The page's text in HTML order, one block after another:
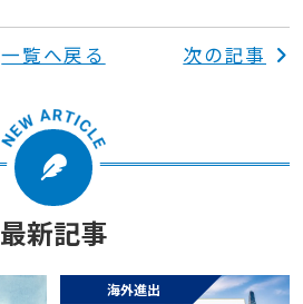
一覧へ戻る 次の記事
最新記事
海外進出